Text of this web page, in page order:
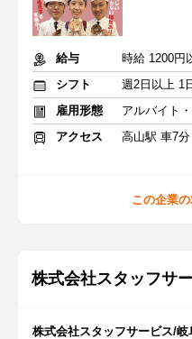
給与
時給 1200円
シフト
雇用形態
アルバイト
アクセス
高山駅 車7分
この企業
株式会社スタッフサ
株式会社スタッフサービス/岐